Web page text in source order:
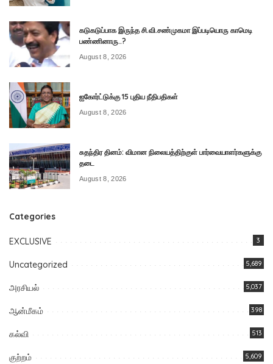
கடுகடுப்பாக இருந்த சி.வி.சண்முகமா இப்படியொரு காமெடி
பண்ணினாரு..?
August 8, 2026
ஐகோர்ட்டுக்கு 15 புதிய நீதிபதிகள்
August 8, 2026
சுதந்திர தினம்: விமான நிலையத்திற்குள் பார்வையாளர்களுக்கு
தடை
August 8, 2026
Categories
EXCLUSIVE 3
Uncategorized 5,689
அரசியல் 5,037
ஆன்மீகம் 398
கல்வி 513
குற்றம் 5,609